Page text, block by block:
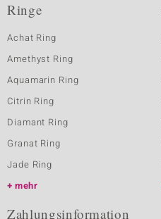
Ringe
Achat Ring
Amethyst Ring
Aquamarin Ring
Citrin Ring
Diamant Ring
Granat Ring
Jade Ring
mehr
Zahlungsinformation